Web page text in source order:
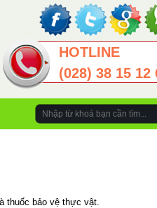
HOTLINE
(028) 38 15 12
thuốc bảo vệ thực vật.